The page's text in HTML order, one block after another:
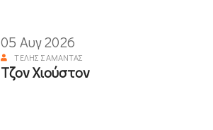
05 Αυγ 2026
ΤΈΛΗΣ ΣΑΜΑΝΤΆΣ
Τζον Χιούστον